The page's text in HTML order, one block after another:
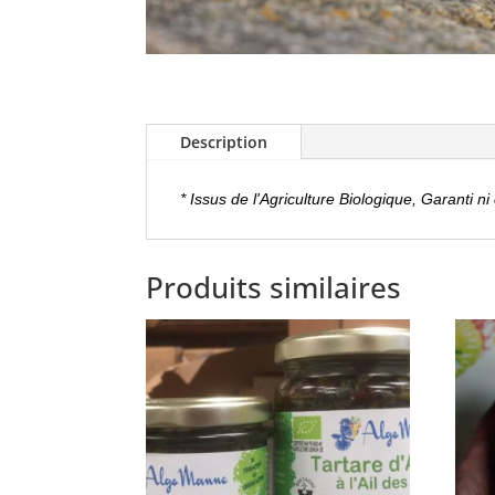
Description
* Issus de l'Agriculture Biologique, Garanti ni
Produits similaires